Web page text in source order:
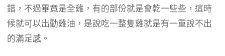
錯，不過畢竟是全雞，有的部份就是會乾一些些，這時
候就可以出動雞油，是說吃一整隻雞就是有一重說不出
的滿足感。